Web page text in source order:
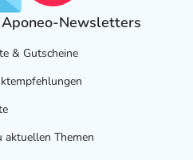
Newsletters
& Gutscheine
aktuellen Themen